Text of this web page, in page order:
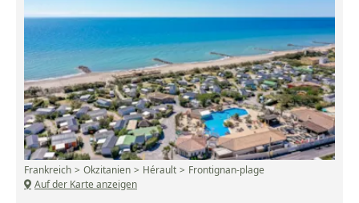
Frankreich Okzitanien Hérault
Frontignan-plage
Auf der Karte anzeigen